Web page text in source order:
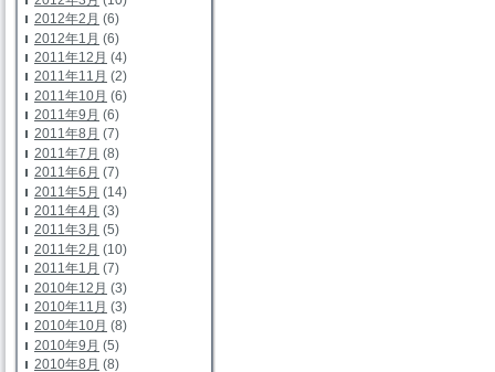
2012年2月 (6)
2012年1月 (6)
2011年12月 (4)
2011年11月 (2)
2011年10月 (6)
2011年9月 (6)
2011年8月 (7)
2011年7月 (8)
2011年6月 (7)
2011年5月 (14)
2011年4月 (3)
2011年3月 (5)
2011年2月 (10)
2011年1月 (7)
2010年12月 (3)
2010年11月 (3)
2010年10月 (8)
2010年9月 (5)
2010年8月 (8)